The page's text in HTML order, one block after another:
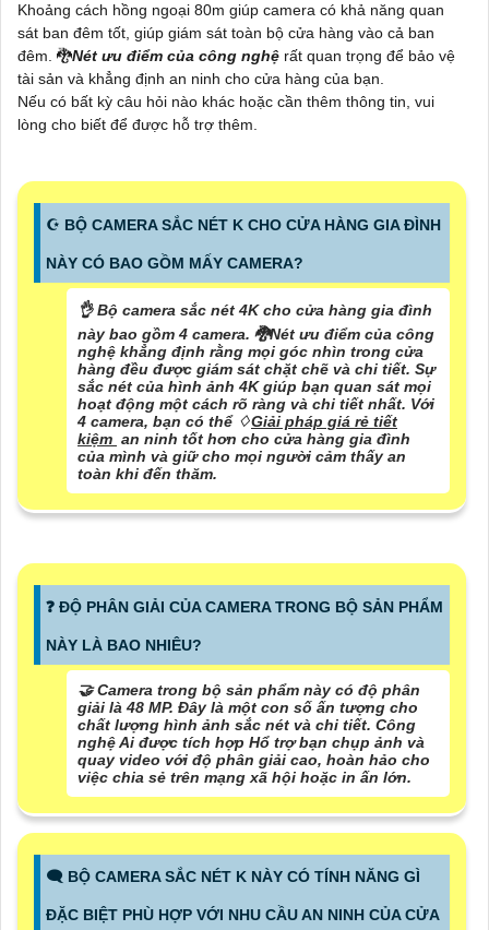
Khoảng cách hồng ngoại 80m giúp camera có khả năng quan
sát ban đêm tốt, giúp giám sát toàn bộ cửa hàng vào cả ban
đêm. 🐉️Nét ưu điểm của công nghệ rất quan trọng để bảo vệ
tài sản và khẳng định an ninh cho cửa hàng của bạn.
Nếu có bất kỳ câu hỏi nào khác hoặc cần thêm thông tin, vui
lòng cho biết để được hỗ trợ thêm.
☪ BỘ CAMERA SẮC NÉT K CHO CỬA HÀNG GIA ĐÌNH
NÀY CÓ BAO GỒM MẤY CAMERA?
👌 Bộ camera sắc nét 4K cho cửa hàng gia đình
này bao gồm 4 camera. 🐉️Nét ưu điểm của công
nghệ khẳng định rằng mọi góc nhìn trong cửa
hàng đều được giám sát chặt chẽ và chi tiết. Sự
sắc nét của hình ảnh 4K giúp bạn quan sát mọi
hoạt động một cách rõ ràng và chi tiết nhất. Với
4 camera, bạn có thể ♢Giải pháp giá rẻ tiết
kiệm an ninh tốt hơn cho cửa hàng gia đình
của mình và giữ cho mọi người cảm thấy an
toàn khi đến thăm.
❓ ĐỘ PHÂN GIẢI CỦA CAMERA TRONG BỘ SẢN PHẨM
NÀY LÀ BAO NHIÊU?
🤝 Camera trong bộ sản phẩm này có độ phân
giải là 48 MP. Đây là một con số ấn tượng cho
chất lượng hình ảnh sắc nét và chi tiết. Công
nghệ Ai được tích hợp Hổ trợ bạn chụp ảnh và
quay video với độ phân giải cao, hoàn hảo cho
việc chia sẻ trên mạng xã hội hoặc in ấn lớn.
🗨️ BỘ CAMERA SẮC NÉT K NÀY CÓ TÍNH NĂNG GÌ
ĐẶC BIỆT PHÙ HỢP VỚI NHU CẦU AN NINH CỦA CỬA